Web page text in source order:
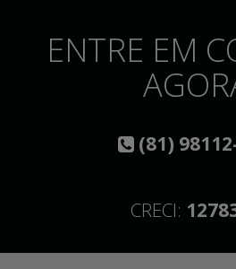
ENTRE EM
(81)
CRECI: